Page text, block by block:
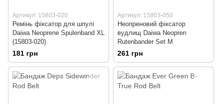
Артикул: 15803-020
Ремінь фіксатор для шпулі
Daiwa Neoprene Spulenband XL
(15803-020)
181 грн
Артикул: 15803-050
Неопреновий фіксатор
вудлищ Daiwa Neopren
Rutenbander Set M
261 грн